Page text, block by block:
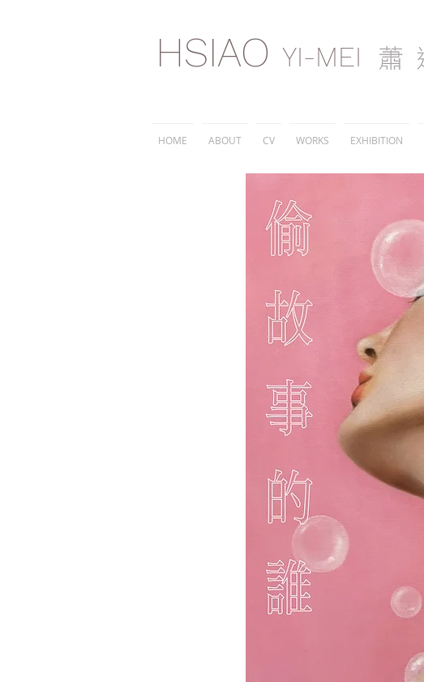
HSIAO YI-MEI
HOME ABOUT CV WORKS EXHIBITION